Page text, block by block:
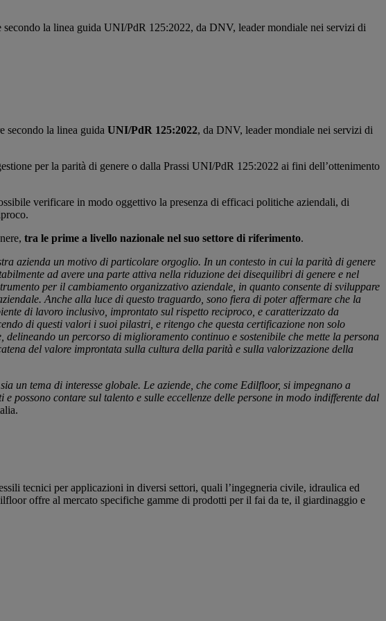
la linea guida UNI/PdR 125:2022, da DNV, leader mondiale nei servizi di
secondo la linea guida UNI/PdR 125:2022, da DNV, leader mondiale nei servizi di
per la parità di genere o dalla Prassi UNI/PdR 125:2022 ai fini dell’ottenimento
verificare in modo oggettivo la presenza di efficaci politiche aziendali, di
tra le prime a livello nazionale nel suo settore di riferimento.
azienda un motivo di particolare orgoglio. In un contesto in cui la parità di genere
ad avere una parte attiva nella riduzione dei disequilibri di genere e nel
per il cambiamento organizzativo aziendale, in quanto consente di sviluppare
Anche alla luce di questo traguardo, sono fiera di poter affermare che la
di lavoro inclusivo, improntato sul rispetto reciproco, e caratterizzato da
di questi valori i suoi pilastri, e ritengo che questa certificazione non solo
un percorso di miglioramento continuo e sostenibile che mette la persona
del valore improntata sulla cultura della parità e sulla valorizzazione della
un tema di interesse globale. Le aziende, che come Edilfloor, si impegnano a
contare sul talento e sulle eccellenze delle persone in modo indifferente dal
tecnici per applicazioni in diversi settori, quali l’ingegneria civile, idraulica ed
offre al mercato specifiche gamme di prodotti per il fai da te, il giardinaggio e